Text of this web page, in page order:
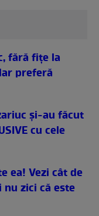
fără fiţe la
preferă
și-au făcut
cu cele
ea! Vezi cât de
zici că este